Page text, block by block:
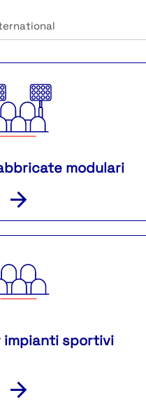
modulari
impianti sportivi